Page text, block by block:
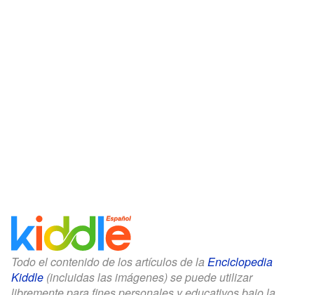
Todo el contenido de los artículos de la Enciclopedia
Kiddle (incluidas las imágenes) se puede utilizar